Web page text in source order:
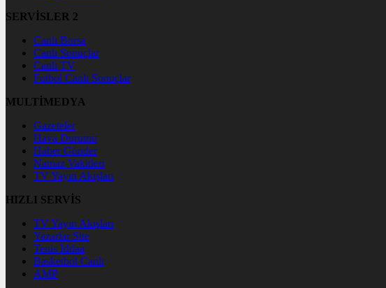
SERVİSLER 2
Canlı Borsa
Canlı Sonuçlar
Canlı TV
Futbol Canlı Sonuçlar
MULTİMEDYA
Gazeteler
Hava Durumu
Haber Gönder
Namaz Vakitleri
TV Yayın Akışları
HIZLI SERVİS
TV Yayın Akışları
Yazarlar Site
Tenis İddaa
Basketbol Canlı
AMP